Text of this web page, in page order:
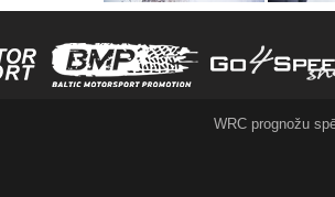
WRC prognožu